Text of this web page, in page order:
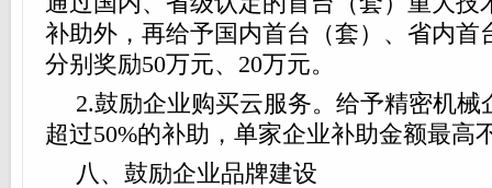
补助外，再给予国内首台（套）、省内首
分别奖励50万元、20万元。
2.鼓励企业购买云服务。给予精密机械
超过50%的补助，单家企业补助金额最高
八、鼓励企业品牌建设